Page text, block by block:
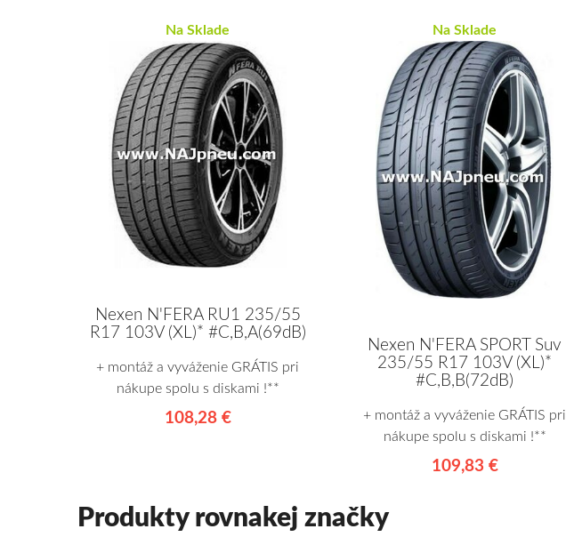
Na Sklade
Nexen N'FERA RU1 235/55
R17 103V (XL)* #C,B,A(69dB)
+ montáž a vyváženie GRÁTIS pri
nákupe spolu s diskami !**
108,28 €
Na Sklade
Nexen N'FERA SPORT Suv
235/55 R17 103V (XL)*
#C,B,B(72dB)
+ montáž a vyváženie GRÁTIS pri
nákupe spolu s diskami !**
109,83 €
Produkty rovnakej značky